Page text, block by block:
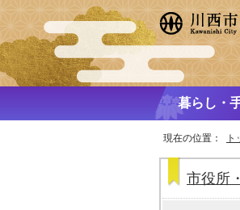
暮らし・
現在の位置：
市役所